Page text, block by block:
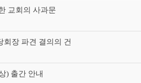
교회의 사과문
회장 파견 결의의 건
) 출간 안내